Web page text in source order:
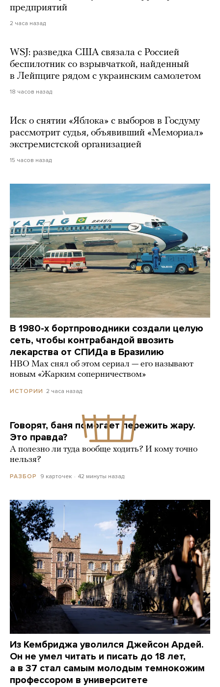
предприятий
2 часа назад
WSJ: разведка США связала с Россией
беспилотник со взрывчаткой, найденный
в Лейпциге рядом с украинским самолетом
18 часов назад
Иск о снятии «Яблока» с выборов в Госдуму
рассмотрит судья, объявивший «Мемориал»
экстремистской организацией
15 часов назад
В 1980-х бортпроводники создали целую
сеть, чтобы контрабандой ввозить
лекарства от СПИДа в Бразилию
HBO Max снял об этом сериал — его называют
новым «Жарким соперничеством»
ИСТОРИИ 2 часа назад
Говорят, баня помогает пережить жару.
Это правда?
А полезно ли туда вообще ходить? И кому точно
нельзя?
РАЗБОР 9 карточек 42 минуты назад
Из Кембриджа уволился Джейсон Ардей.
Он не умел читать и писать до 18 лет,
а в 37 стал самым молодым темнокожим
профессором в университете